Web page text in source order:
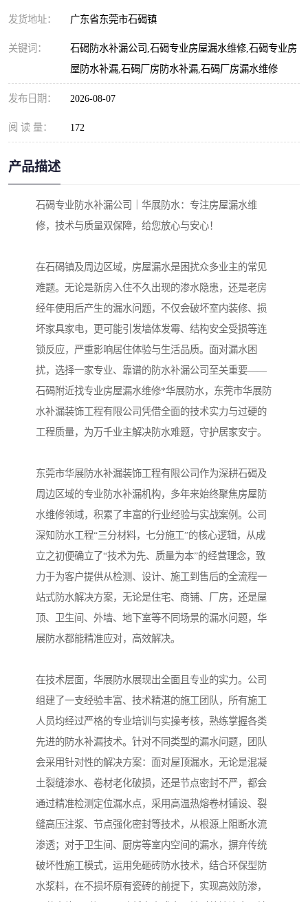
发货地址： 广东省东莞市石碣镇
关键词：
石碣防水补漏公司,石碣专业房屋漏水维修,石碣专业房
屋防水补漏,石碣厂房防水补漏,石碣厂房漏水维修
发布日期： 2026-08-07
阅 读 量： 172
产品描述
石碣专业防水补漏公司｜华展防水：专注房屋漏水维
修，技术与质量双保障，给您放心与安心！
在石碣镇及周边区域，房屋漏水是困扰众多业主的常见
难题。无论是新房入住不久出现的渗水隐患，还是老房
经年使用后产生的漏水问题，不仅会破坏室内装修、损
坏家具家电，更可能引发墙体发霉、结构安全受损等连
锁反应，严重影响居住体验与生活品质。面对漏水困
扰，选择一家专业、靠谱的防水补漏公司至关重要——
石碣附近找专业房屋漏水维修*华展防水，东莞市华展防
水补漏装饰工程有限公司凭借全面的技术实力与过硬的
工程质量，为万千业主解决防水难题，守护居家安宁。
东莞市华展防水补漏装饰工程有限公司作为深耕石碣及
周边区域的专业防水补漏机构，多年来始终聚焦房屋防
水维修领域，积累了丰富的行业经验与实战案例。公司
深知防水工程“三分材料，七分施工”的核心逻辑，从成
立之初便确立了“技术为先、质量为本”的经营理念，致
力于为客户提供从检测、设计、施工到售后的全流程一
站式防水解决方案，无论是住宅、商铺、厂房，还是屋
顶、卫生间、外墙、地下室等不同场景的漏水问题，华
展防水都能精准应对，高效解决。
在技术层面，华展防水展现出全面且专业的实力。公司
组建了一支经验丰富、技术精湛的施工团队，所有施工
人员均经过严格的专业培训与实操考核，熟练掌握各类
先进的防水补漏技术。针对不同类型的漏水问题，团队
会采用针对性的解决方案：面对屋顶漏水，无论是混凝
土裂缝渗水、卷材老化破损，还是节点密封不严，都会
通过精准检测定位漏水点，采用高温热熔卷材铺设、裂
缝高压注浆、节点强化密封等技术，从根源上阻断水流
渗透；对于卫生间、厨房等室内空间的漏水，摒弃传统
破坏性施工模式，运用免砸砖防水技术，结合环保型防
水浆料，在不损坏原有瓷砖的前提下，实现高效防渗，